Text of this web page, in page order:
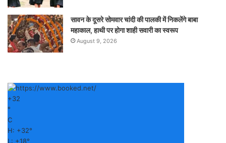
सावन के दूसरे सोमवार चांदी की पालकी में निकलेंगे बाबा
महाकाल, हाथी पर होगा शाही सवारी का स्वरूप
August 9, 2026
+32
°
C
H: +32°
L: +18°